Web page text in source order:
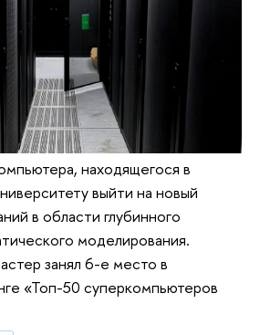
находящегося в
выйти на новый
в области глубинного
моделирования.
занял 6-е место в
«Топ-50 суперкомпьютеров